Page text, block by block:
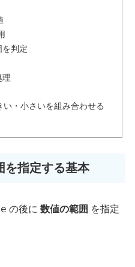
判定
理
・小さいを組み合わせる
を指定する基本
の後に 数値の範囲 を指定